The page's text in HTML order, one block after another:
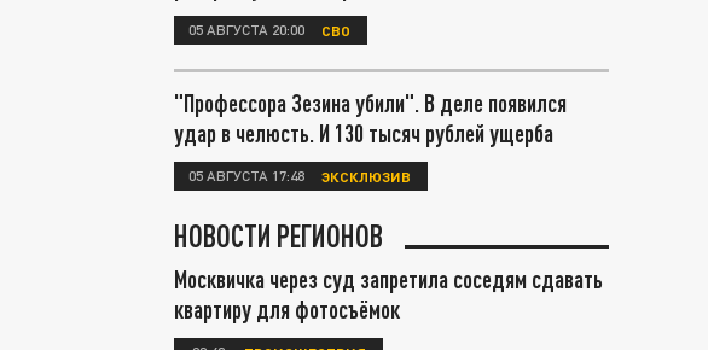
05 АВГУСТА 20:00 СВО
"Профессора Зезина убили". В деле появился
удар в челюсть. И 130 тысяч рублей ущерба
05 АВГУСТА 17:48 ЭКСКЛЮЗИВ
НОВОСТИ РЕГИОНОВ
Москвичка через суд запретила соседям сдавать
квартиру для фотосъёмок